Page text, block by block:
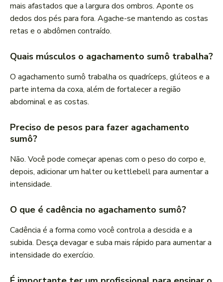
mais afastados que a largura dos ombros. Aponte os
dedos dos pés para fora. Agache-se mantendo as costas
retas e o abdômen contraído.
Quais músculos o agachamento sumô trabalha?
O agachamento sumô trabalha os quadríceps, glúteos e a
parte interna da coxa, além de fortalecer a região
abdominal e as costas.
Preciso de pesos para fazer agachamento
sumô?
Não. Você pode começar apenas com o peso do corpo e,
depois, adicionar um halter ou kettlebell para aumentar a
intensidade.
O que é cadência no agachamento sumô?
Cadência é a forma como você controla a descida e a
subida. Desça devagar e suba mais rápido para aumentar a
intensidade do exercício.